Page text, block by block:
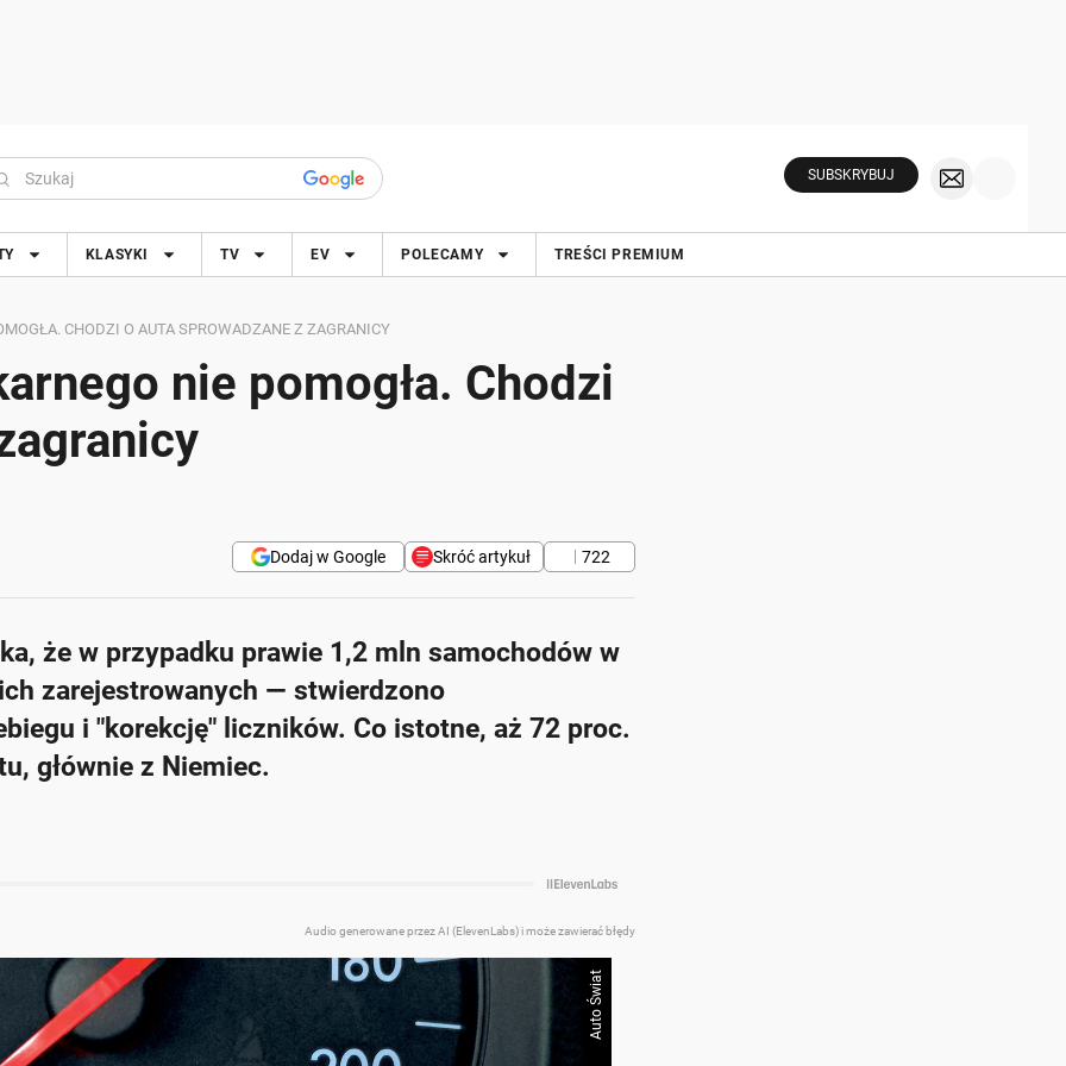
SUBSKRYBUJ
KLASYKI TV EV POLECAMY TREŚCI PREMIUM
CHODZI O AUTA SPROWADZANE Z ZAGRANICY
nie pomogła. Chodzi
Skróć artykuł 722
Dodaj w Google
z Niemiec, ma sfałszowane przebiegi.
ale skuteczność ścigania jest niska.
weryfikację ich historii.
ale nie zawsze zawierają one pełne informacje.
że w przypadku prawie 1,2 mln samochodów w
zarejestrowanych — stwierdzono
i "korekcję" liczników. Co istotne, aż 72 proc.
głównie z Niemiec.
Audio generowane przez AI (ElevenLabs) i może zawierać błędy
Auto Świat